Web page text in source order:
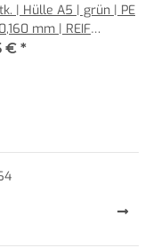
| Hülle A5 | grün | PE
mm | REIF
€ *